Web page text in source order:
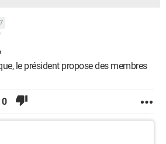
le président propose des membres
0